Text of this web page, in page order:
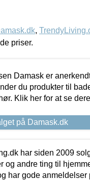
,
priser.
Damask er
du produkter til
Klik her for at se
på Damask.dk
har siden 2009
og andre ting til
har gode anmeldelser